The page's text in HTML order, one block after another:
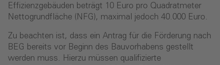
Effizienzgebäuden beträgt 10 Euro pro Quadratmeter
Nettogrundfläche (NFG), maximal jedoch 40.000 Euro.
Zu beachten ist, dass ein Antrag für die Förderung nach
BEG bereits vor Beginn des Bauvorhabens gestellt
werden muss. Hierzu müssen qualifizierte